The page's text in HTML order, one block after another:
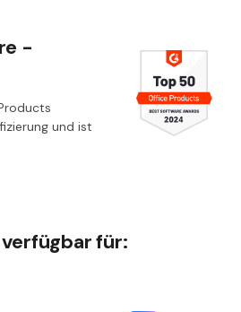
-
und ist
für: